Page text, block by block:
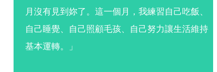
月沒有見到妳了。這一個月，我練習自己吃飯、
自己睡覺、自己照顧毛孩、自己努力讓生活維持
基本運轉。」